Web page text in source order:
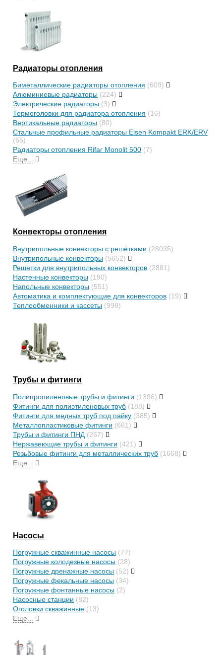
Радиаторы отопления
Биметаллические радиаторы отопления (609)
Алюминиевые радиаторы (224)
Электрические радиаторы (3)
Термоголовки для радиатора отопления (16)
Вертикальные радиаторы (80)
Стальные профильные радиаторы Elsen Kompakt ERK/ERV
(65)
Радиаторы отопления Rifar Monolit 500 (7)
Еще...
Конвекторы отопления
Внутрипольные конвекторы с решётками (28035)
Внутрипольные конвекторы (5652)
Решетки для внутрипольных конвекторов (2881)
Настенные конвекторы (190)
Напольные конвекторы (551)
Автоматика и комплектующие для конвекторов (19)
Теплообменники и кассеты (998)
Трубы и фитинги
Полипропиленовые трубы и фитинги (1396)
Фитинги для полиэтиленовых труб (188)
Фитинги для медных труб под пайку (385)
Металлопластиковые фитинги (661)
Трубы и фитинги ПНД (267)
Нержавеющие трубы и фитинги (421)
Резьбовые фитинги для металлических труб (1668)
Еще...
Насосы
Погружные скважинные насосы (77)
Погружные колодезные насосы (28)
Погружные дренажные насосы (52)
Погружные фекальные насосы (34)
Погружные фонтанные насосы (2)
Насосные станции (82)
Оголовки скважинные (13)
Еще...